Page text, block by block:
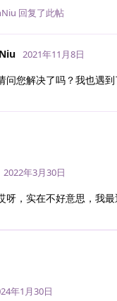
回复了此帖
2021年11月8日
问您解决了吗？我也遇
2022年3月30日
呀，实在不好意思，我
年1月30日